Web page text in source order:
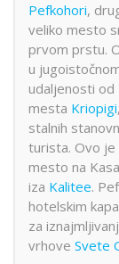
Pefkohori,
veliko mesto
prvom prstu.
u
udaljenosti
mesta Kriopigi,
stalnih
turista. Ovo je
mesto na
iza Kalitee.
hotelskim
za
vrhove Svete